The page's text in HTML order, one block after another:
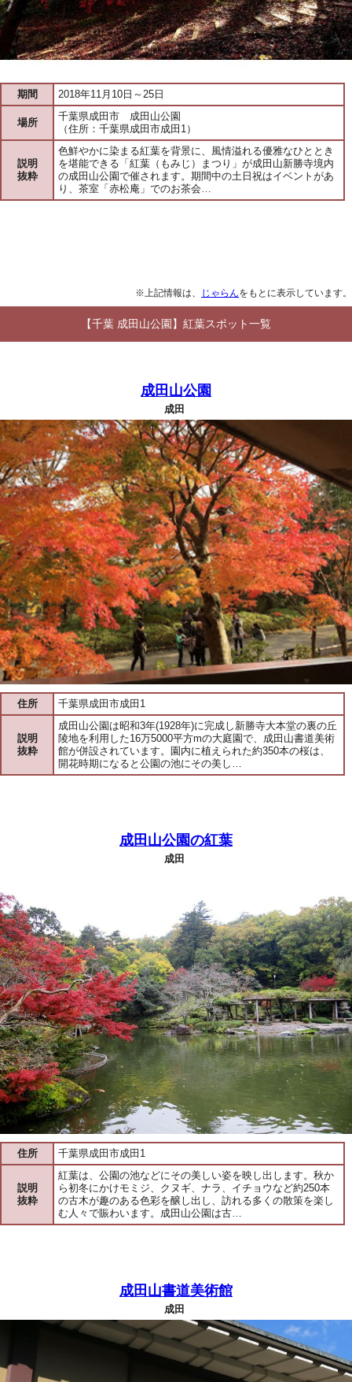
期間 2018年11月10日～25日
場所
千葉県成田市 成田山公園
（住所：千葉県成田市成田1）
説明
抜粋
色鮮やかに染まる紅葉を背景に、風情溢れる優雅なひととき
を堪能できる「紅葉（もみじ）まつり」が成田山新勝寺境内
の成田山公園で催されます。期間中の土日祝はイベントがあ
り、茶室「赤松庵」でのお茶会…
※上記情報は、 じゃらんをもとに表示しています。
【千葉 成田山公園】紅葉スポット一覧
成田山公園
成田
住所 千葉県成田市成田1
説明
抜粋
成田山公園は昭和3年(1928年)に完成し新勝寺大本堂の裏の丘
陵地を利用した16万5000平方mの大庭園で、成田山書道美術
館が併設されています。園内に植えられた約350本の桜は、
開花時期になると公園の池にその美し…
成田山公園の紅葉
成田
住所 千葉県成田市成田1
説明
抜粋
紅葉は、公園の池などにその美しい姿を映し出します。秋か
ら初冬にかけモミジ、クヌギ、ナラ、イチョウなど約250本
の古木が趣のある色彩を醸し出し、訪れる多くの散策を楽し
む人々で賑わいます。成田山公園は古…
成田山書道美術館
成田